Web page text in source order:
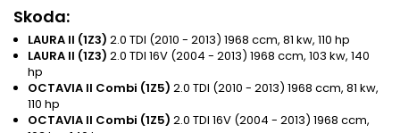
Skoda:
LAURA II (1Z3) 2.0 TDI (2010 - 2013) 1968 ccm, 81 kw, 110 hp
LAURA II (1Z3) 2.0 TDI 16V (2004 - 2013) 1968 ccm, 103 kw, 140
hp
OCTAVIA II Combi (1Z5) 2.0 TDI (2010 - 2013) 1968 ccm, 81 kw,
110 hp
OCTAVIA II Combi (1Z5) 2.0 TDI 16V (2004 - 2013) 1968 ccm,